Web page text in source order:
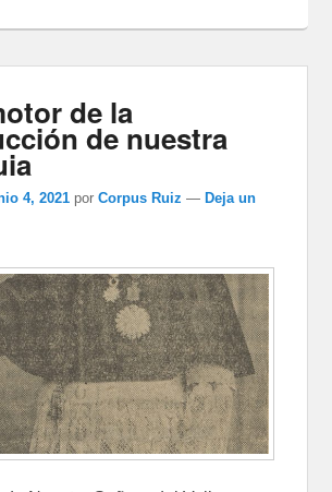
de la
de nuestra
4, 2021 porCorpus Ruiz — Deja un